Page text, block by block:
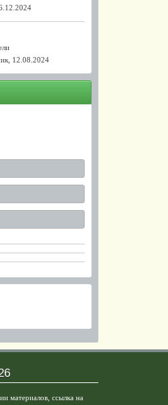
12.08.2024
материалов, ссылка на